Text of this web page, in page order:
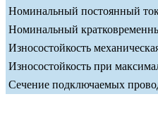
Номинальный постоянный
Номинальный
Износостойкость
Износостойкость при
Сечение подключаемых